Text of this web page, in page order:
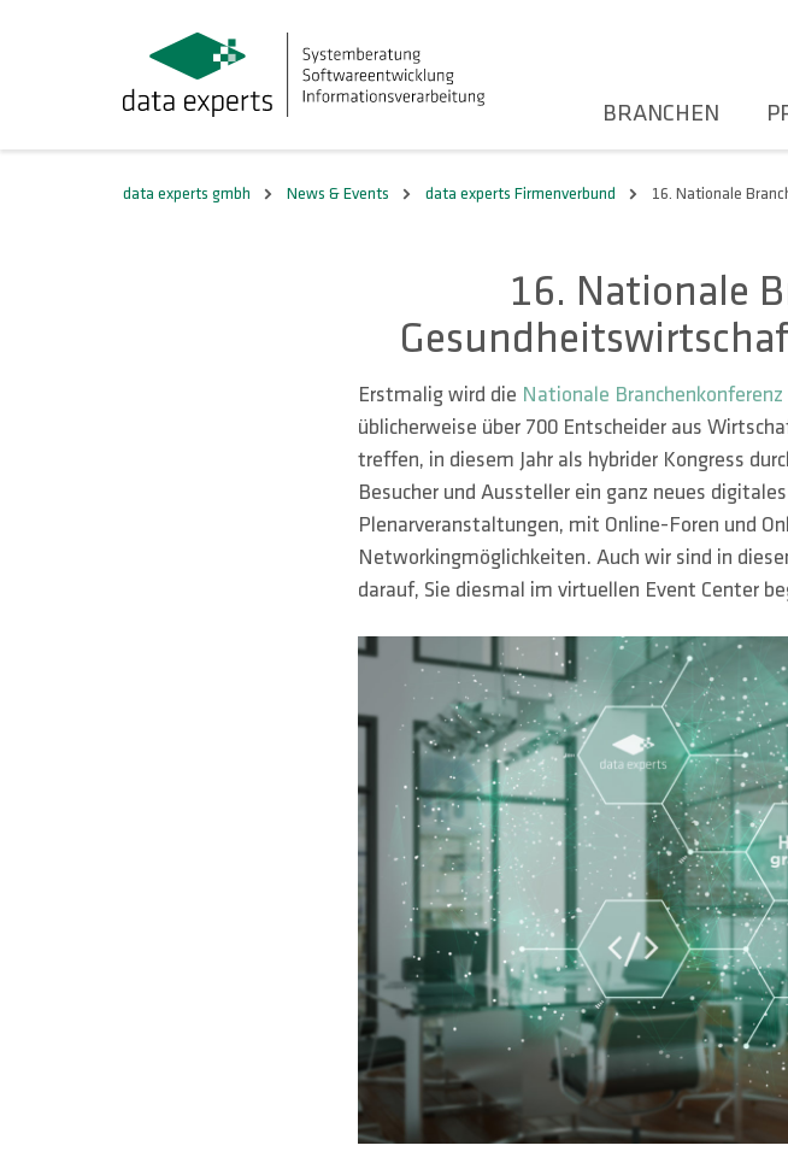
BRANCHEN
data experts gmbh News & Events data experts Firmenverbund 16. Nationale
16. Nationale
Erstmalig wird die Nationale
üblicherweise über 700 Entscheider aus
treffen, in diesem Jahr als hybrider Kongress
Besucher und Aussteller ein ganz neues
Plenarveranstaltungen, mit Online-Foren und
Networkingmöglichkeiten. Auch wir sind in
darauf, Sie diesmal im virtuellen Event Center